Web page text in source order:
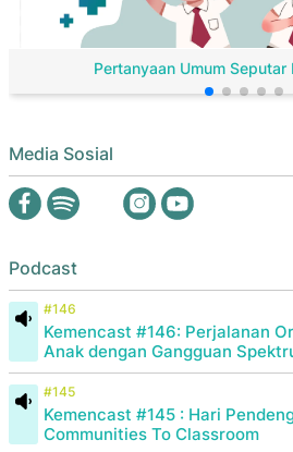
Pertanyaan Umum Seputar
Media Sosial
Podcast
#146
Kemencast #146: Perjalanan
Anak dengan Gangguan
#145
Kemencast #145 : Hari
Communities To Classroom